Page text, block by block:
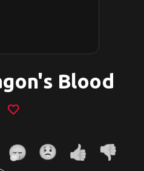
Blood
favorite_border